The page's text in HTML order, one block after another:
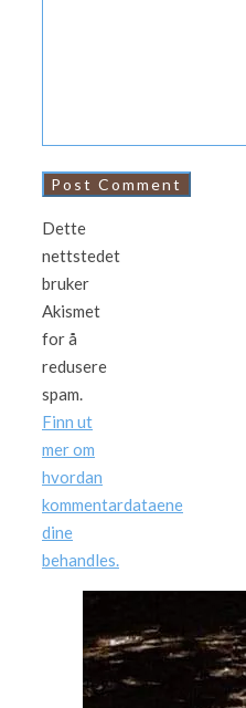
Dette
nettstedet
bruker
Akismet
for å
redusere
spam.
Finn ut
mer om
hvordan
kommentardataene
dine
behandles.